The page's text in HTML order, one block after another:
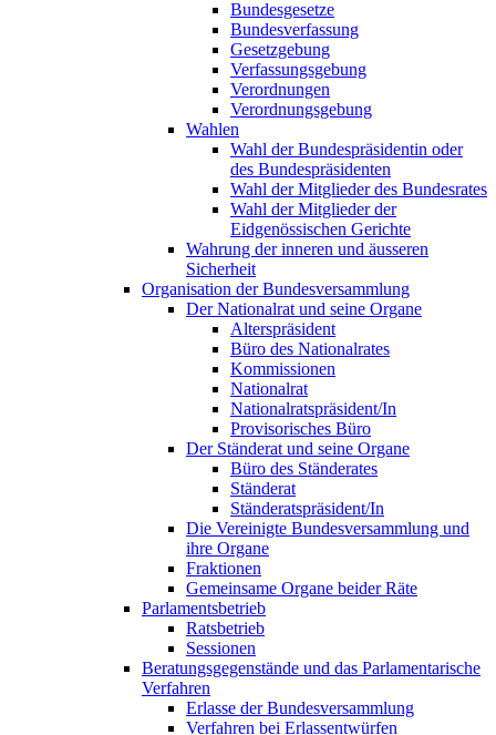
Bundesgesetze
Bundesverfassung
Gesetzgebung
Verfassungsgebung
Verordnungen
Verordnungsgebung
Wahlen
Wahl der Bundespräsidentin oder
des Bundespräsidenten
Wahl der Mitglieder des Bundesrates
Wahl der Mitglieder der
Eidgenössischen Gerichte
Wahrung der inneren und äusseren
Sicherheit
Organisation der Bundesversammlung
Der Nationalrat und seine Organe
Alterspräsident
Büro des Nationalrates
Kommissionen
Nationalrat
Nationalratspräsident/In
Provisorisches Büro
Der Ständerat und seine Organe
Büro des Ständerates
Ständerat
Ständeratspräsident/In
Die Vereinigte Bundesversammlung und
ihre Organe
Fraktionen
Gemeinsame Organe beider Räte
Parlamentsbetrieb
Ratsbetrieb
Sessionen
Beratungsgegenstände und das Parlamentarische
Verfahren
Erlasse der Bundesversammlung
Verfahren bei Erlassentwürfen